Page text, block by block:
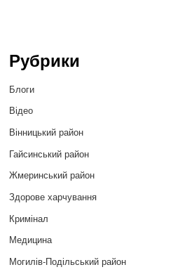
Рубрики
Блоги
Відео
Вінницький район
Гайсинський район
Жмеринський район
Здорове харчування
Кримінал
Медицина
Могилів-Подільський район